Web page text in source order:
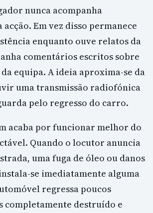
nunca acompanha
Em vez disso permanece
enquanto ouve relatos da
comentários escritos sobre
equipa. A ideia aproxima-se da
uma transmissão radiofónica
pelo regresso do carro.
acaba por funcionar melhor do
Quando o locutor anuncia
uma fuga de óleo ou danos
se imediatamente alguma
regressa poucos
completamente destruído e